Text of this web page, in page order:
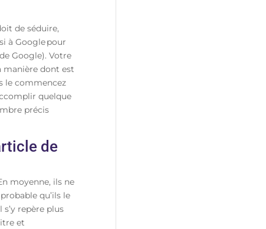
de séduire,
à Google pour
Google). Votre
manière dont est
le commencez
quelque
précis
de
moyenne, ils ne
qu’ils le
repère plus
et